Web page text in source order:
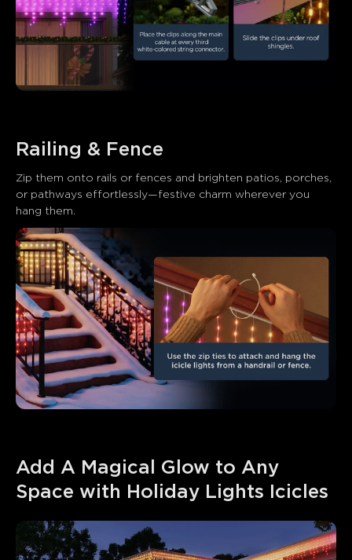
Railing & Fence
Zip them onto rails or fences and brighten patios, porches,
or pathways effortlessly—festive charm wherever you
hang them.
Add A Magical Glow to Any
Space with Holiday Lights Icicles